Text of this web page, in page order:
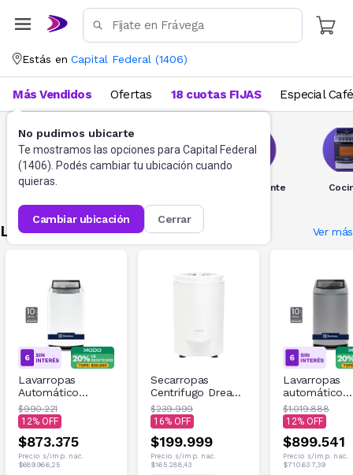
Estás en Capital Federal (1406)
No pudimos ubicarte
Te mostramos las opciones para Capital Federal
(1406). Podés cambiar tu ubicación cuando
quieras.
cambiar ubicación cerrar
Más Vendidos Ofertas 18 cuotas FIJAS Especial Café
Lavado Agua Caliente
Lavado Ver más
Lavarropas
Automático
Electrolux 9KG
Premium Care
ELAC309W
$990.221
12
$873.375
Precio s/imp. nac.
$689.966,25
Secarropas
Centrifugo Drean
QV 5.5Kg
$239.999
16
$199.999
Precio s/imp. nac.
$165.288,43
Lavarropas
automático
Electrolux
Premium
ELAC309S
$1.019.888
12
$899.541
Precio s/imp. nac.
$710.637,39